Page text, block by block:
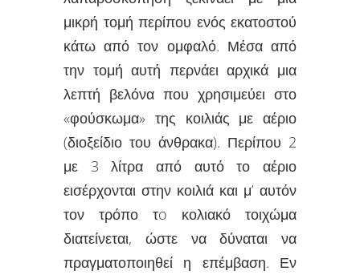
μικρή τομή περίπου ενός εκατοστού
κάτω από τον ομφαλό. Μέσα από
την τομή αυτή περνάει αρχικά μια
λεπτή βελόνα που χρησιμεύει στο
«φούσκωμα» της κοιλιάς με αέριο
(διοξείδιο του άνθρακα). Περίπου 2
με 3 λίτρα από αυτό το αέριο
εισέρχονται στην κοιλιά και μ’ αυτόν
τον τρόπο τo κολιακό τοιχώμα
διατείνεται, ώστε να δύναται να
πραγματοποιηθεί η επέμβαση. Εν